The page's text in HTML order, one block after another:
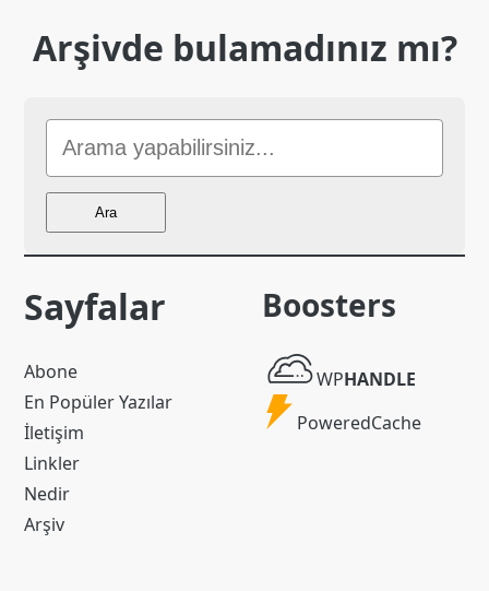
Arşivde bulamadınız mı?
Sitede
Ara
Ara
Sayfalar
Abone
En Popüler Yazılar
İletişim
Linkler
Nedir
Arşiv
Boosters
WP
Handle
WPHANDLE
Powered
PoweredCache